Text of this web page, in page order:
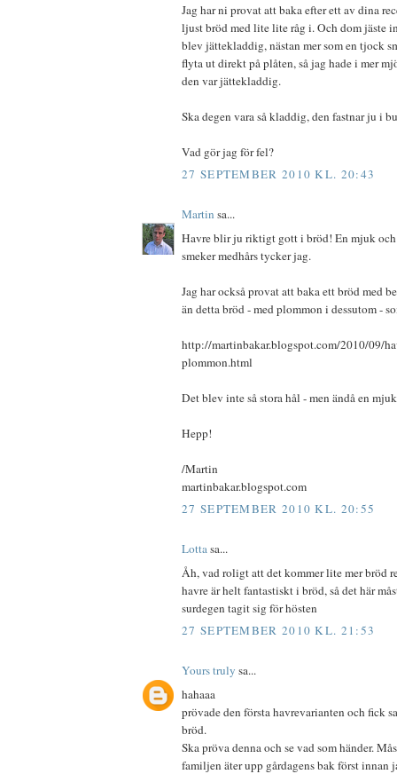
Jag har ni provat att baka efter ett av dina
ljust bröd med lite lite råg i. Och dom jäste
blev jättekladdig, nästan mer som en tjock
flyta ut direkt på plåten, så jag hade i mer
den var jättekladdig.
Ska degen vara så kladdig, den fastnar ju i
Vad gör jag för fel?
27 SEPTEMBER 2010 KL. 20:43
Martin sa...
Havre blir ju riktigt gott i bröd! En mjuk och
smeker medhårs tycker jag.
Jag har också provat att baka ett bröd med
än detta bröd - med plommon i dessutom -
http://martinbakar.blogspot.com/2010/09/
plommon.html
Det blev inte så stora hål - men ändå en
Hepp!
/Martin
martinbakar.blogspot.com
27 SEPTEMBER 2010 KL. 20:55
Lottasa...
Åh, vad roligt att det kommer lite mer bröd
havre är helt fantastiskt i bröd, så det här
surdegen tagit sig för hösten
27 SEPTEMBER 2010 KL. 21:53
Yours truly sa...
hahaaa
prövade den första havrevarianten och fick
bröd.
Ska pröva denna och se vad som händer.
familjen äter upp gårdagens bak först innan